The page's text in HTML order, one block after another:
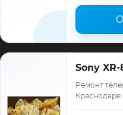
Sony
Ремонт
Краснодаре